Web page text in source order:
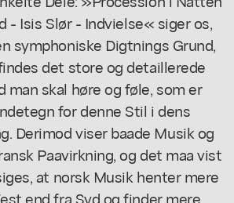
- Isis Slør - Indvielse« siger os,
symphoniske Digtnings Grund,
det store og detaillerede
man skal høre og føle, som er
for denne Stil i dens
Derimod viser baade Musik og
Paavirkning, og det maa vist
at norsk Musik henter mere
end fra Syd og finder mere